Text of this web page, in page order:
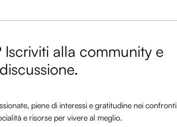
Iscriviti alla community e
piene di interessi e gratitudine nei confronti
e risorse per vivere al meglio.